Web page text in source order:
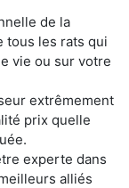
de la
tous les rats qui
vie ou sur votre
extrêmement
prix quelle
experte dans
alliés